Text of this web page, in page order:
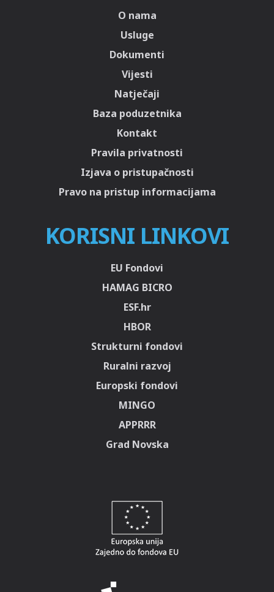
O nama
Usluge
Dokumenti
Vijesti
Natječaji
Baza poduzetnika
Kontakt
Pravila privatnosti
Izjava o pristupačnosti
Pravo na pristup informacijama
KORISNI LINKOVI
EU Fondovi
HAMAG BICRO
ESF.hr
HBOR
Strukturni fondovi
Ruralni razvoj
Europski fondovi
MINGO
APPRRR
Grad Novska